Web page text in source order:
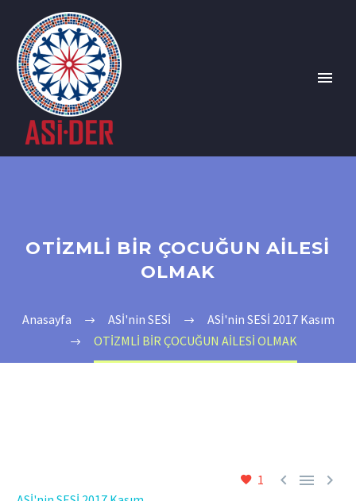
OTİZMLİ BİR ÇOCUĞUN AİLESİ
OLMAK
Anasayfa ASİ'nin SESİ
ASİ'nin SESİ 2017 Kasım
OTİZMLİ BİR ÇOCUĞUN AİLESİ OLMAK
1   